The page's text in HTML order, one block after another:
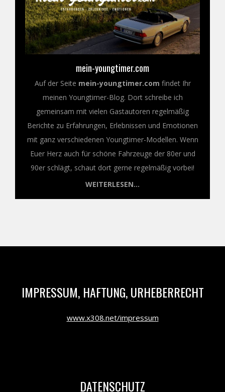
mein-youngtimer.com
Auf der Seite mein-youngtimer.com findet Ihr
meinen Youngtimer-Blog. Dort schreibe ich
gemeinsam mit vielen Gastautoren regelmäßig
Berichte zu Erfahrungen, Erlebnissen und Emotionen
mit ganz verschiedenen Youngtimer-Modellen. Wenn
Euer Herz auch für schöne Fahrzeuge der 80er und
90er schlägt, schaut dort gerne regelmäßig vorbei!
WEITERLESEN...
IMPRESSUM, HAFTUNG, URHEBERRECHT
www.x308.net/impressum
DATENSCHUTZ